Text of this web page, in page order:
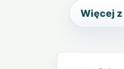
Więcej